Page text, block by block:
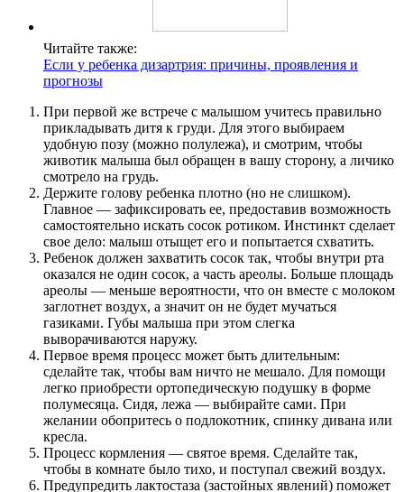
Читайте также:
Если у ребенка дизартрия: причины, проявления и
прогнозы
При первой же встрече с малышом учитесь правильно
прикладывать дитя к груди. Для этого выбираем
удобную позу (можно полулежа), и смотрим, чтобы
животик малыша был обращен в вашу сторону, а личико
смотрело на грудь.
Держите голову ребенка плотно (но не слишком).
Главное — зафиксировать ее, предоставив возможность
самостоятельно искать сосок ротиком. Инстинкт сделает
свое дело: малыш отыщет его и попытается схватить.
Ребенок должен захватить сосок так, чтобы внутри рта
оказался не один сосок, а часть ареолы. Больше площадь
ареолы — меньше вероятности, что он вместе с молоком
заглотнет воздух, а значит он не будет мучаться
газиками. Губы малыша при этом слегка
выворачиваются наружу.
Первое время процесс может быть длительным:
сделайте так, чтобы вам ничто не мешало. Для помощи
легко приобрести ортопедическую подушку в форме
полумесяца. Сидя, лежа — выбирайте сами. При
желании обопритесь о подлокотник, спинку дивана или
кресла.
Процесс кормления — святое время. Сделайте так,
чтобы в комнате было тихо, и поступал свежий воздух.
Предупредить лактостаза (застойных явлений) поможет